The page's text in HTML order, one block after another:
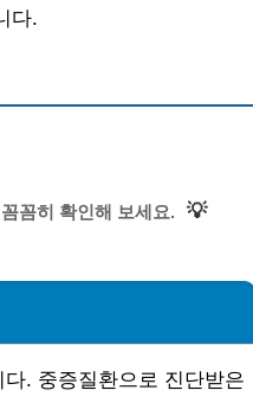
다.
꼼히 확인해 보세요. 💡
. 중증질환으로 진단받은